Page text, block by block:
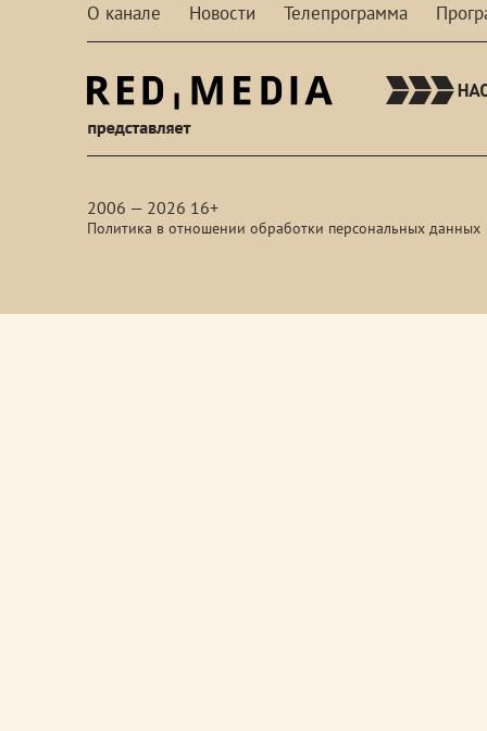
О канале Новости Телепрограмма
2006 — 2026 16+
Политика в отношении обработки персональных данных